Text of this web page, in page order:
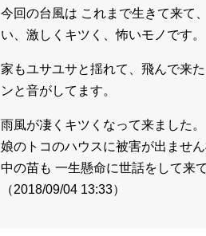
今回の台風は これまで生きて来て
い、激しくキツく、怖いモノです。
家もユサユサと揺れて、飛んで来
ンと音がしてます。
雨風が凄くキツくなって来ました。
娘のトコのハウスに被害が出ませ
中の苗も 一生懸命に世話をして来
（2018/09/04 13:33）